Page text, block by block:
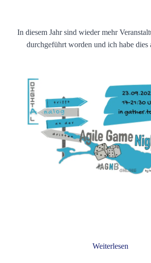
In diesem Jahr sind wieder mehr
durchgeführt worden und ich habe
Weiterlesen